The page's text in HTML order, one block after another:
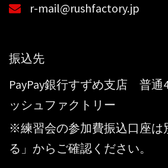
r-mail@rushfactory.jp
振込先
PayPay銀行すずめ支店 普
ッシュファクトリー
※練習会の参加費振込口座は
る」からご確認ください。